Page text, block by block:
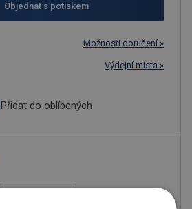
Objednat s potiskem
Možnosti doručení »
Výdejní místa »
Přidat do oblíbených